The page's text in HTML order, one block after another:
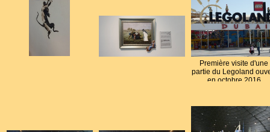
Première visite d'une
partie du Legoland
en octobre 2016